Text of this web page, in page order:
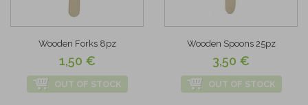
Wooden Forks 8pz
1,50 €
OUT OF STOCK
Wooden Spoons 25pz
3,50 €
OUT OF STOCK